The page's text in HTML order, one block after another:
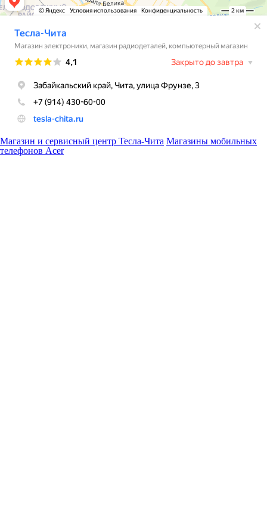
Магазин и сервисный центр Тесла-Чита Магазины мобильных
телефонов Acer